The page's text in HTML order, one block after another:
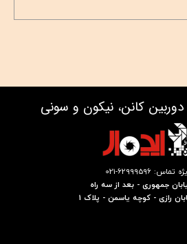
دوربین کانن، نیکون و سونی
62999596-021
جمهوری - بعد از سه راه
رازی - کوچه یاسمن - پلاک 1